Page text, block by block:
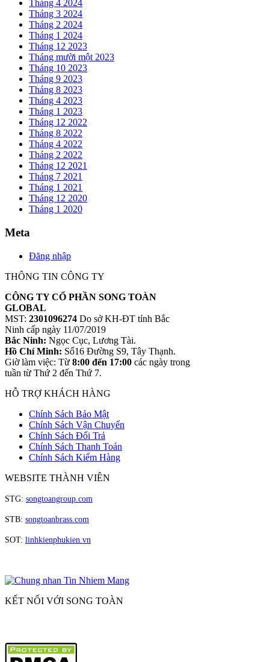
Tháng 4 2024
Tháng 3 2024
Tháng 2 2024
Tháng 1 2024
Tháng 12 2023
Tháng mười một 2023
Tháng 10 2023
Tháng 9 2023
Tháng 8 2023
Tháng 4 2023
Tháng 1 2023
Tháng 12 2022
Tháng 8 2022
Tháng 4 2022
Tháng 2 2022
Tháng 12 2021
Tháng 7 2021
Tháng 1 2021
Tháng 12 2020
Tháng 1 2020
Meta
Đăng nhập
THÔNG TIN CÔNG TY
CÔNG TY CỔ PHẦN SONG TOÀN
GLOBAL
MST: 2301096274 Do sở KH-ĐT tỉnh Bắc
Ninh cấp ngày 11/07/2019
Bắc Ninh: Ngọc Cục, Lương Tài.
Hồ Chí Minh: Số16 Đường S9, Tây Thạnh.
Giờ làm việc: Từ 8:00 đến 17:00 các ngày trong
tuần từ Thứ 2 đến Thứ 7.
HỖ TRỢ KHÁCH HÀNG
Chính Sách Bảo Mật
Chính Sách Vận Chuyển
Chính Sách Đổi Trả
Chính Sách Thanh Toán
Chính Sách Kiểm Hàng
WEBSITE THÀNH VIÊN
STG: songtoangroup.com
STB: songtoanbrass.com
SOT: linhkienphukien.vn
KẾT NỐI VỚI SONG TOÀN